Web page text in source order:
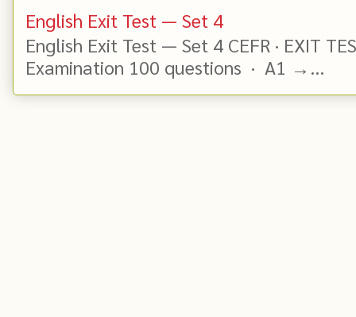
English Exit Test — Set 4
English Exit Test — Set 4 CEFR · EXIT
Examination 100 questions · A1 →...